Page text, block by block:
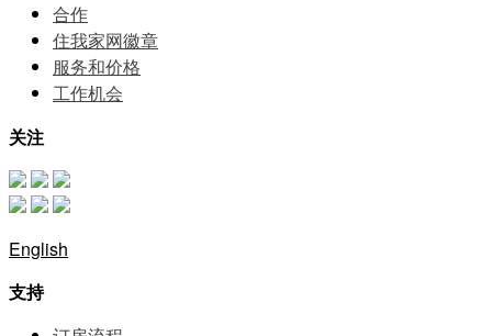
合作
住我家网徽章
服务和价格
⼯作机会
关注
English
支持